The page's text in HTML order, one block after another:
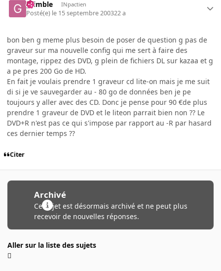
grimble INpactien
Posté(e) le 15 septembre 200322 a
bon ben g meme plus besoin de poser de question g pas de
graveur sur ma nouvelle config qui me sert à faire des
montage, rippez des DVD, g plein de fichiers DL sur kazaa et g
a pe pres 200 Go de HD.
En fait je voulais prendre 1 graveur cd lite-on mais je me suit
di si je ve sauvegarder au - 80 go de données ben je pe
toujours y aller avec des CD. Donc je pense pour 90 €de plus
prendre 1 graveur de DVD et le liteon parrait bien non ?? Le
DVD+R n'est pas ce qui s'impose par rapport au -R par hasard
ces dernier temps ??
Citer
Archivé
Ce sujet est désormais archivé et ne peut plus
recevoir de nouvelles réponses.
Aller sur la liste des sujets